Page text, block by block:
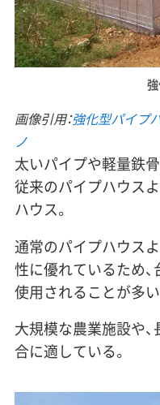
画像引用：強化型パイプ
ノ
太いパイプや軽量鉄
従来のパイプハウス
ハウス。
通常のパイプハウス
性に優れているため
使用されることが多い
大規模な農業施設や
合に適している。